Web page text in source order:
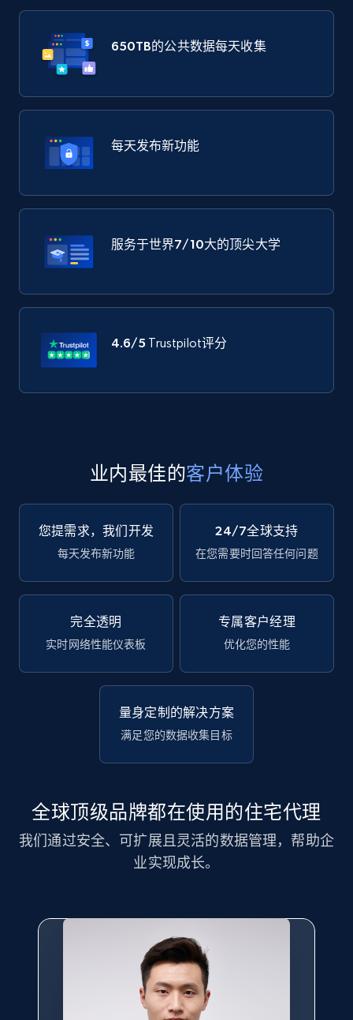
650TB的公共数据每天收集
每天发布新功能
服务于世界7/10大的顶尖大学
4.6/5 Trustpilot评分
业内最佳的客户体验
您提需求，我们开发
每天发布新功能
24/7全球支持
在您需要时回答任何问题
完全透明
实时网络性能仪表板
专属客户经理
优化您的性能
量身定制的解决方案
满足您的数据收集目标
全球顶级品牌都在使用的住宅代理
我们通过安全、可扩展且灵活的数据管理，帮助企
业实现成长。